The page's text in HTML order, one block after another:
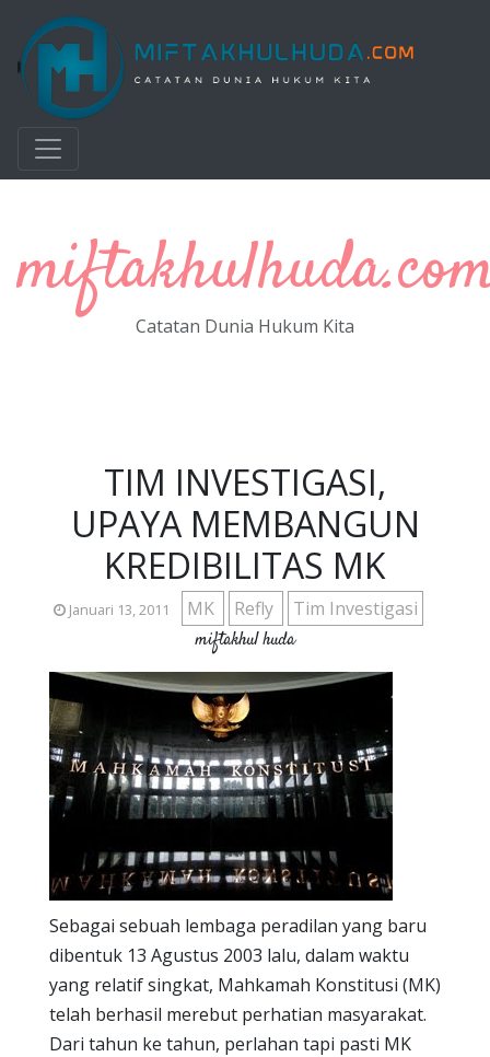
Langsung ke konten utama
Catatan Dunia Hukum Kita
TIM INVESTIGASI,
UPAYA MEMBANGUN
KREDIBILITAS MK
Januari 13, 2011 MK Refly Tim Investigasi
miftakhul huda
Sebagai sebuah lembaga peradilan yang baru
dibentuk 13 Agustus 2003 lalu, dalam waktu
yang relatif singkat, Mahkamah Konstitusi (MK)
telah berhasil merebut perhatian masyarakat.
Dari tahun ke tahun, perlahan tapi pasti MK